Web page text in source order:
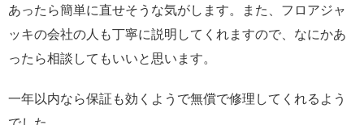
あったら簡単に直せそうな気がします。また、フロアジャ
ッキの会社の人も丁寧に説明してくれますので、なにかあ
ったら相談してもいいと思います。
一年以内なら保証も効くようで無償で修理してくれるよう